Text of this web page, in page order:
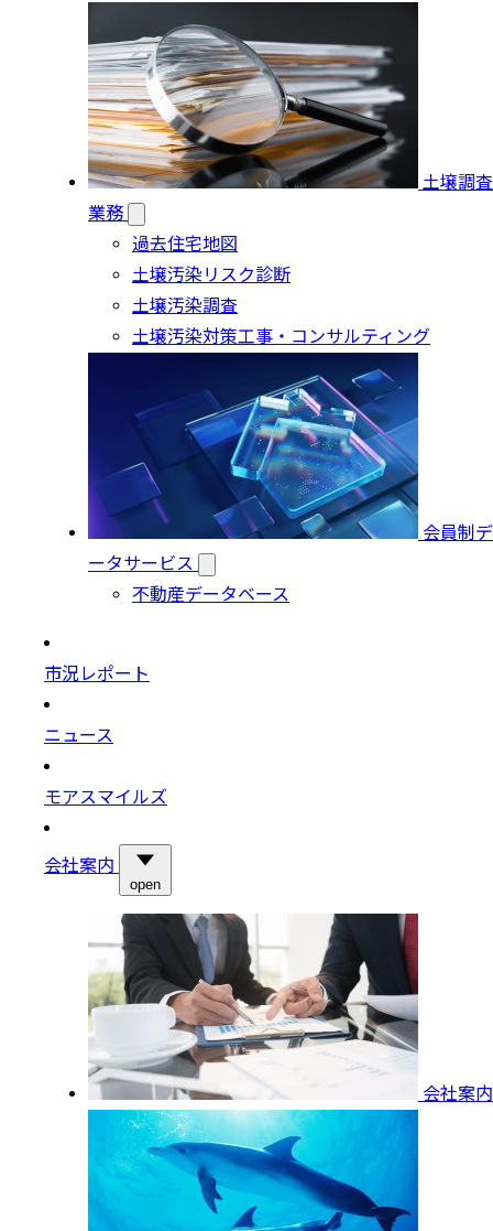
土壌調査
業務
過去住宅地図
土壌汚染リスク診断
土壌汚染調査
土壌汚染対策工事・コンサルティング
会員制デ
ータサービス
不動産データベース
市況レポート
ニュース
モアスマイルズ
会社案内
open
会社案内